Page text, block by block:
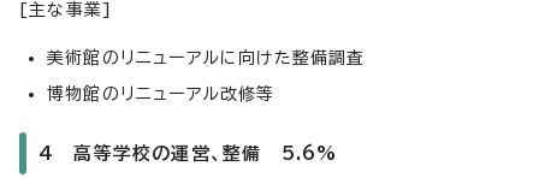
[主な事業]
美術館のリニューアルに向けた整備調査
博物館のリニューアル改修等
4 高等学校の運営、整備 5.6%